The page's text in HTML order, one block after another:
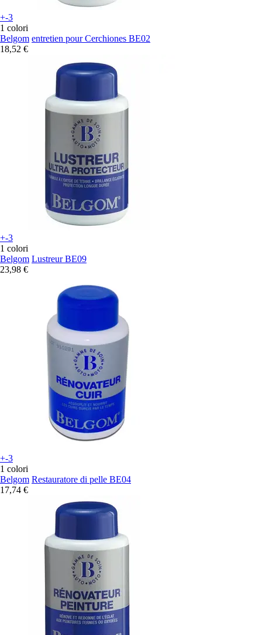
+-3
1 colori
Belgom entretien pour Cerchiones BE02
18,52 €
+-3
1 colori
Belgom Lustreur BE09
23,98 €
+-3
1 colori
Belgom Restauratore di pelle BE04
17,74 €